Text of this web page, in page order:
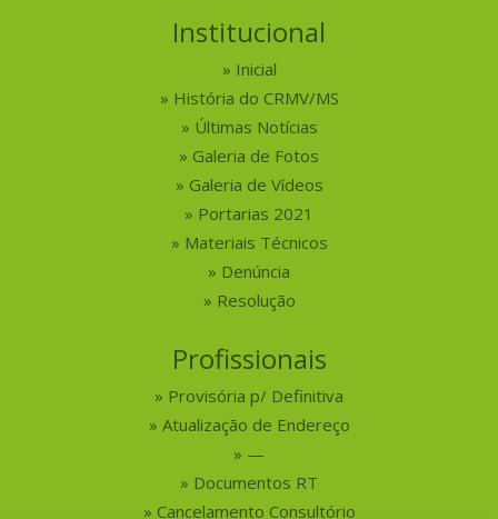
Institucional
Inicial
História do CRMV/MS
Últimas Notícias
Galeria de Fotos
Galeria de Vídeos
Portarias 2021
Materiais Técnicos
Denúncia
Resolução
Profissionais
Provisória p/ Definitiva
Atualização de Endereço
—
Documentos RT
Cancelamento Consultório